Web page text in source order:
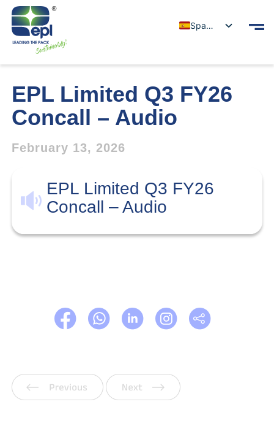
Spanish
EPL Limited Q3 FY26
Concall – Audio
February 13, 2026
EPL Limited Q3 FY26
Concall – Audio
Anterior